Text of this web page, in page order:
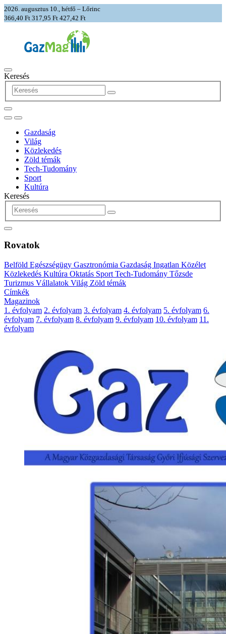
2026. augusztus 10., hétfő – Lőrinc
366,40 Ft 317,95 Ft 427,42 Ft
Keresés
Gazdaság
Világ
Közlekedés
Zöld témák
Tech-Tudomány
Sport
Kultúra
Keresés
Rovatok
Belföld Egészségügy Gasztronómia Gazdaság Ingatlan Közélet
Közlekedés Kultúra Oktatás Sport Tech-Tudomány Tőzsde
Turizmus Vállalatok Világ Zöld témák
Címkék
Magazinok
1. évfolyam 2. évfolyam 3. évfolyam 4. évfolyam 5. évfolyam 6.
évfolyam 7. évfolyam 8. évfolyam 9. évfolyam 10. évfolyam 11.
évfolyam